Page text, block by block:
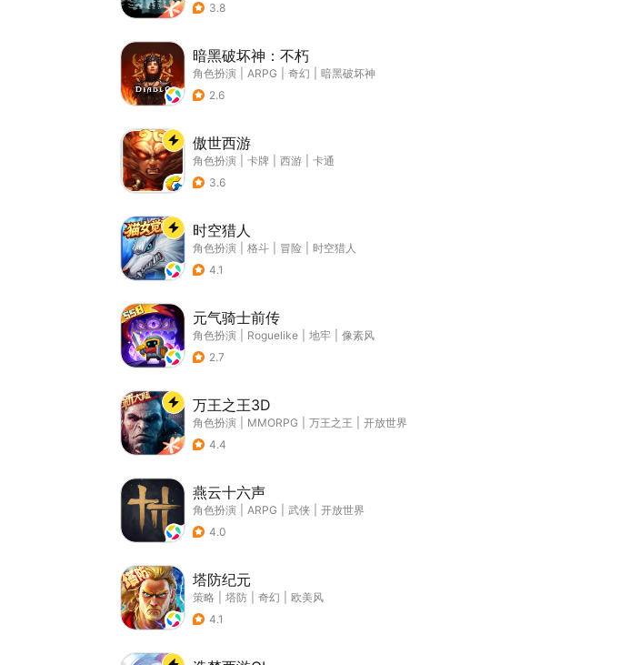
3.8
暗黑破坏神：不朽
角色扮演 ARPG 奇幻
暗黑破坏神
2.6
傲世西游
角色扮演 卡牌 西游
卡通
3.6
时空猎人
角色扮演 格斗 冒险
时空猎人
4.1
元气骑士前传
角色扮演 Roguelike 地牢
像素风
2.7
万王之王3D
角色扮演 MMORPG 万王之王
开放世界
4.4
燕云十六声
角色扮演 ARPG 武侠
开放世界
4.0
塔防纪元
策略 塔防 奇幻
欧美风
4.1